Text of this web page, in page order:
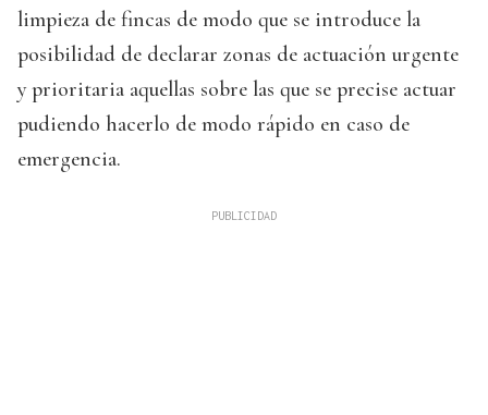
limpieza de fincas de modo que se introduce la
posibilidad de declarar zonas de actuación urgente
y prioritaria aquellas sobre las que se precise actuar
pudiendo hacerlo de modo rápido en caso de
emergencia.